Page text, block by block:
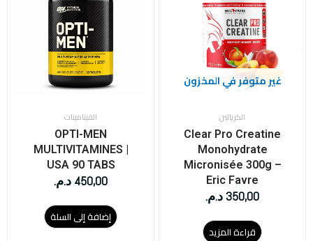
غير متوفر في المخزون
الكرياتين
Clear Pro Creatine
Monohydrate
Micronisée 300g –
Eric Favre
350,00د.م.
قراءة المزيد
الفيتامينات
OPTI-MEN
MULTIVITAMINES |
USA 90 TABS
450,00 د.م.
إضافة إلى السلة